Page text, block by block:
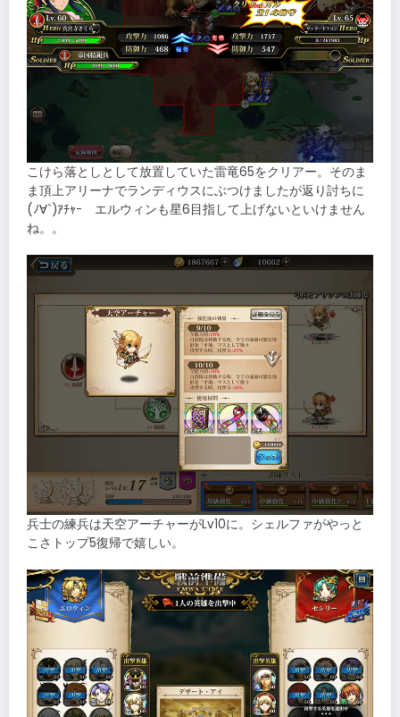
こけら落としとして放置していた雷竜65をクリアー。そのま
ま頂上アリーナでランディウスにぶつけましたが返り討ちに
(ﾉ∀`)ｱﾁｬｰ エルウィンも星6目指して上げないといけません
ね。。
兵士の練兵は天空アーチャーがLv10に。シェルファがやっと
こさトップ5復帰で嬉しい。